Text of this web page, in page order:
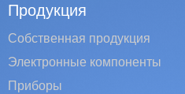
Продукция
Собственная продукция
Электронные компоненты
Приборы